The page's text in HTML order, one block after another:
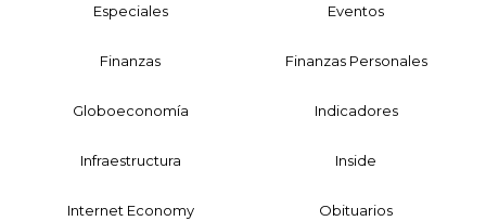
Especiales Eventos
Finanzas Finanzas Personales
Globoeconomía Indicadores
Infraestructura Inside
Internet Economy Obituarios